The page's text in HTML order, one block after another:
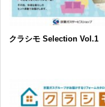
クラシモ Selection Vol.1